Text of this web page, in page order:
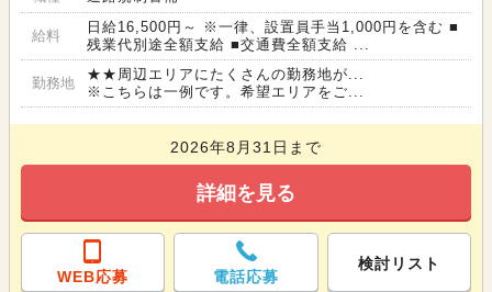
給料
日給16,500円～ ※一律、設置員手当1,000円を含む ■
残業代別途全額支給 ■交通費全額支給 ...
勤務地
★★周辺エリアにたくさんの勤務地が...
※こちらは一例です。希望エリアをご...
2026年8月31日まで
詳細を見る
WEB応募 電話応募
検討リスト